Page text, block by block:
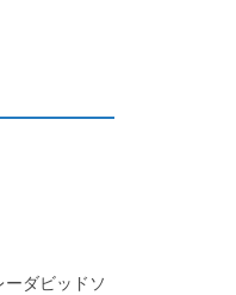
ダビッドソ